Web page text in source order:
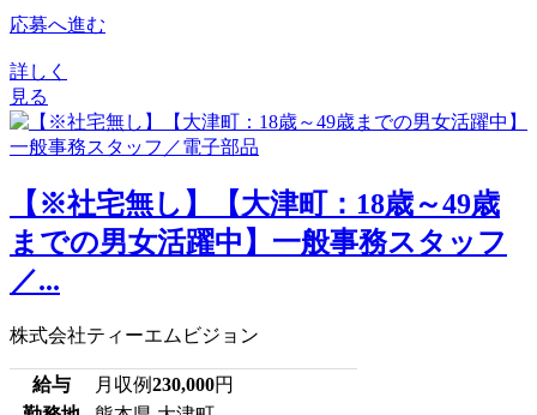
応募へ進む
詳しく
見る
【※社宅無し】【大津町：18歳～49歳
までの男女活躍中】一般事務スタッフ
／...
株式会社ティーエムビジョン
給与 月収例230,000円